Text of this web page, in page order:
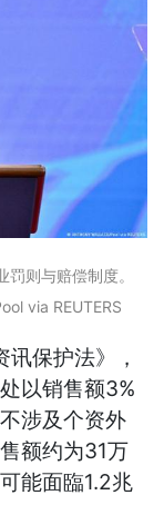
则与赔偿制度。
via REUTERS
保护法》，
以销售额3%
涉及个资外
额约为31万
能面臨1.2兆